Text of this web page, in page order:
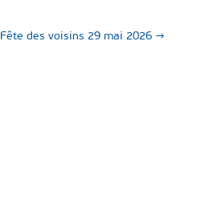
Fête des voisins 29 mai 2026 →